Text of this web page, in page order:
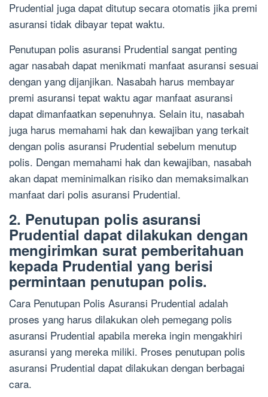
Prudential juga dapat ditutup secara otomatis jika premi
asuransi tidak dibayar tepat waktu.
Penutupan polis asuransi Prudential sangat penting
agar nasabah dapat menikmati manfaat asuransi sesuai
dengan yang dijanjikan. Nasabah harus membayar
premi asuransi tepat waktu agar manfaat asuransi
dapat dimanfaatkan sepenuhnya. Selain itu, nasabah
juga harus memahami hak dan kewajiban yang terkait
dengan polis asuransi Prudential sebelum menutup
polis. Dengan memahami hak dan kewajiban, nasabah
akan dapat meminimalkan risiko dan memaksimalkan
manfaat dari polis asuransi Prudential.
2. Penutupan polis asuransi
Prudential dapat dilakukan dengan
mengirimkan surat pemberitahuan
kepada Prudential yang berisi
permintaan penutupan polis.
Cara Penutupan Polis Asuransi Prudential adalah
proses yang harus dilakukan oleh pemegang polis
asuransi Prudential apabila mereka ingin mengakhiri
asuransi yang mereka miliki. Proses penutupan polis
asuransi Prudential dapat dilakukan dengan berbagai
cara.